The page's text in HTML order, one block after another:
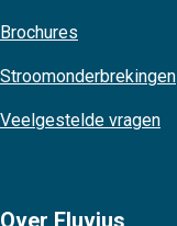
Brochures
Stroomonderbrekingen
Veelgestelde vragen
Over Fluvius